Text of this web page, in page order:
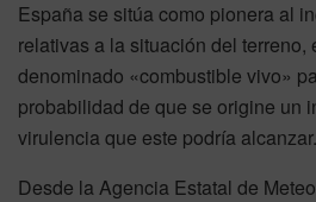
España se sitúa como pionera al
relativas a la situación del
denominado «combustible vivo»
probabilidad de que se origine un
virulencia que este podría alcanzar.
Desde la Agencia Estatal de